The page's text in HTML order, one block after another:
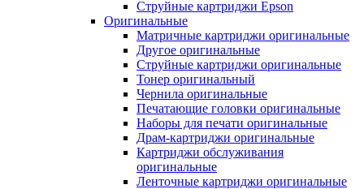
Струйные картриджи Epson
Оригинальные
Матричные картриджи оригинальные
Другое оригинальные
Струйные картриджи оригинальные
Тонер оригинальный
Чернила оригинальные
Печатающие головки оригинальные
Наборы для печати оригинальные
Драм-картриджи оригинальные
Картриджи обслуживания
оригинальные
Ленточные картриджи оригинальные